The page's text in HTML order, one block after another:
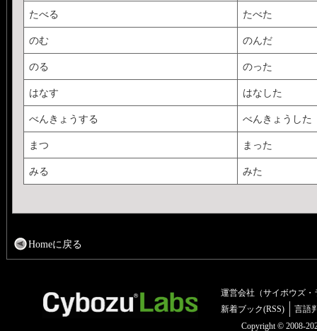
たべる たべた
のむ のんだ
のる のった
はなす はなした
べんきょうする べんきょうした
まつ まった
みる みた
Homeに戻る
運営会社（サイボウズ・
新着ブック(RSS)
言語
Copyright © 2008-